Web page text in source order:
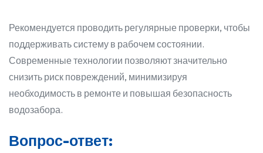
Рекомендуется проводить регулярные проверки, чтобы
поддерживать систему в рабочем состоянии.
Современные технологии позволяют значительно
снизить риск повреждений, минимизируя
необходимость в ремонте и повышая безопасность
водозабора.
Вопрос-ответ: